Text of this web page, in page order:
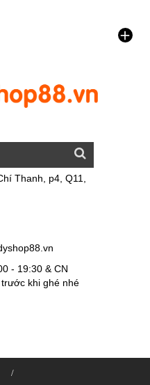
Thanh, p4, Q11,
- 19:30 & CN
khi ghé nhé